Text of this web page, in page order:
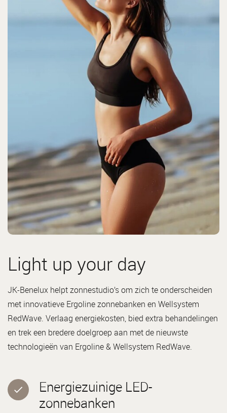
Light up your day
JK-Benelux helpt zonnestudio’s om zich te onderscheiden
met innovatieve Ergoline zonnebanken en Wellsystem
RedWave. Verlaag energiekosten, bied extra behandelingen
en trek een bredere doelgroep aan met de nieuwste
technologieën van Ergoline & Wellsystem RedWave.
Energiezuinige LED-
zonnebanken